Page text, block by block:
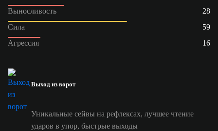
Выносливость
28
Сила
59
Агрессия
16
Выход из ворот
Уникальные сейвы на рефлексах, лучшее чтение
ударов в упор, быстрые выходы